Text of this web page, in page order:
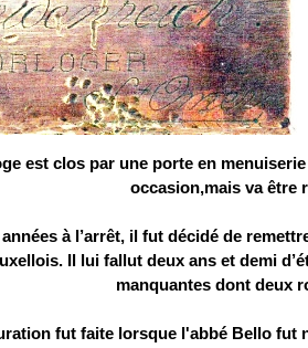
est clos par une porte en
occasion,mais va être
à l’arrêt, il fut décidé de
Il lui fallut deux ans et demi
manquantes dont deux
fut faite lorsque l'abbé Bello fut